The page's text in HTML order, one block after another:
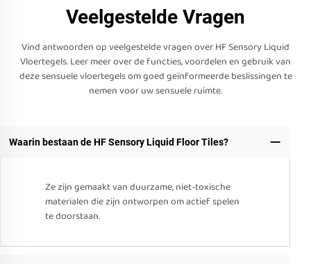
Veelgestelde Vragen
Vind antwoorden op veelgestelde vragen over HF Sensory Liquid
Vloertegels. Leer meer over de functies, voordelen en gebruik van
deze sensuele vloertegels om goed geïnformeerde beslissingen te
nemen voor uw sensuele ruimte.
Waarin bestaan de HF Sensory Liquid Floor Tiles?
Ze zijn gemaakt van duurzame, niet-toxische
materialen die zijn ontworpen om actief spelen
te doorstaan.